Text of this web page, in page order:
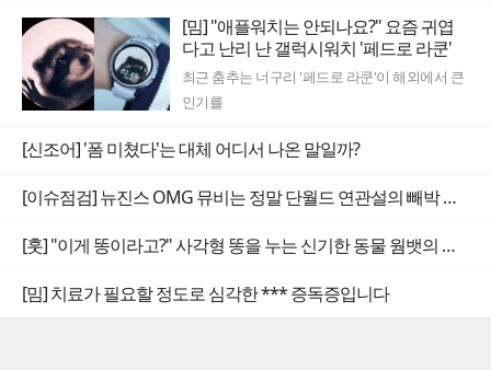
[밈] "애플워치는 안되나요?" 요즘 귀엽
다고 난리 난 갤럭시워치 '페드로 라쿤'
최근 춤추는 너구리 '페드로 라쿤'이 해외에서 큰
인기를
[신조어] '폼 미쳤다'는 대체 어디서 나온 말일까?
[이슈점검] 뉴진스 OMG 뮤비는 정말 단월드 연관설의 빼박 증거일까
[훗] "이게 똥이라고?" 사각형 똥을 누는 신기한 동물 웜뱃의 비밀
[밈] 치료가 필요할 정도로 심각한 *** 증독증입니다